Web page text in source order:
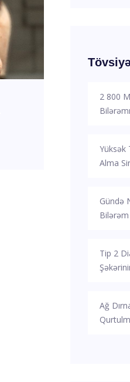
2 800
Yüksək
Alma
Gündə
Bilərəm
Tip 2
Ağ